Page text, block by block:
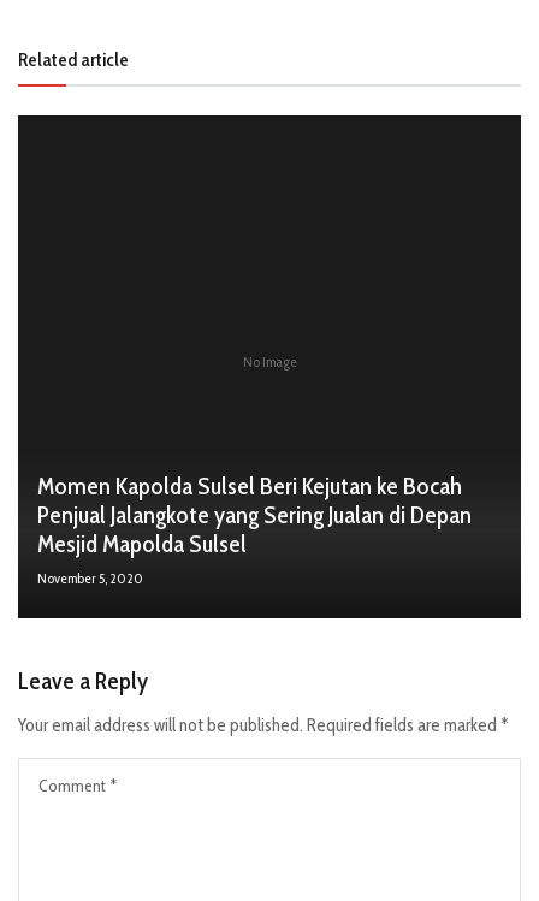
Related article
No Image
Momen Kapolda Sulsel Beri Kejutan ke Bocah
Penjual Jalangkote yang Sering Jualan di Depan
Mesjid Mapolda Sulsel
November 5, 2020
Leave a Reply
Your email address will not be published. Required fields are marked *